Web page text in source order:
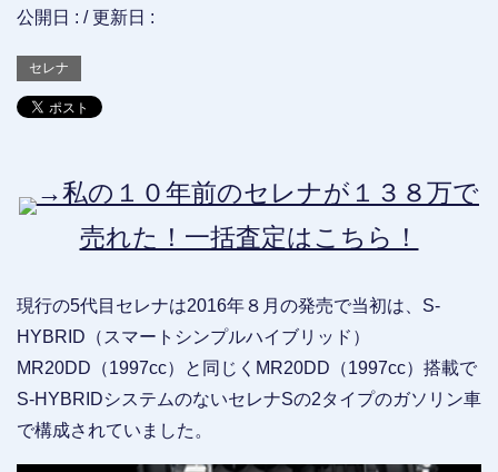
公開日 : / 更新日 :
セレナ
→私の１０年前のセレナが１３８万で
売れた！一括査定はこちら！
現行の5代目セレナは2016年８月の発売で当初は、S-
HYBRID（スマートシンプルハイブリッド）
MR20DD（1997cc）と同じくMR20DD（1997cc）搭載で
S-HYBRIDシステムのないセレナSの2タイプのガソリン車
で構成されていました。